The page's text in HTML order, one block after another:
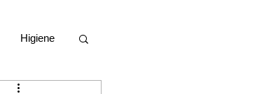
Higiene